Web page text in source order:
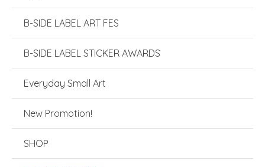
B-SIDE LABEL ART FES
B-SIDE LABEL STICKER AWARDS
Everyday Small Art
New Promotion!
SHOP